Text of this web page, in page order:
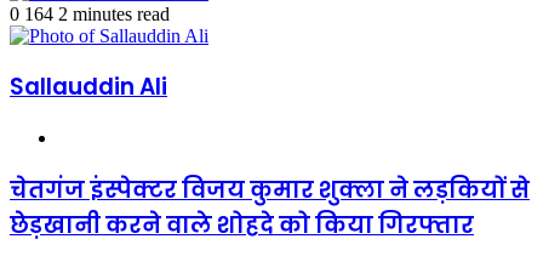
0 164 2 minutes read
Sallauddin Ali
चेतगंज
इंस्पेक्टर
विजय
चेतगंज इंस्पेक्टर विजय कुमार शुक्ला ने लड़कियों से
छेड़खानी करने वाले शोहदे को किया गिरफ्तार